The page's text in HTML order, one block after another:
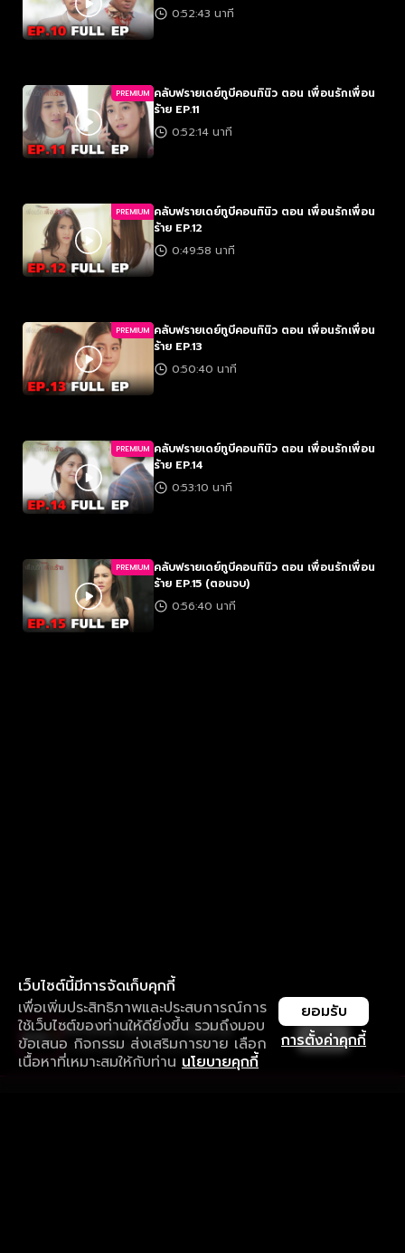
0:52:43 นาที
PREMIUM คลับฟรายเดย์ทูบีคอนทินิว ตอน เพื่อนรักเพื่อน
ร้าย EP.11
0:52:14 นาที
PREMIUM คลับฟรายเดย์ทูบีคอนทินิว ตอน เพื่อนรักเพื่อน
ร้าย EP.12
0:49:58 นาที
PREMIUM คลับฟรายเดย์ทูบีคอนทินิว ตอน เพื่อนรักเพื่อน
ร้าย EP.13
0:50:40 นาที
PREMIUM คลับฟรายเดย์ทูบีคอนทินิว ตอน เพื่อนรักเพื่อน
ร้าย EP.14
0:53:10 นาที
PREMIUM คลับฟรายเดย์ทูบีคอนทินิว ตอน เพื่อนรักเพื่อน
ร้าย EP.15 (ตอนจบ)
0:56:40 นาที
เว็บไซต์นี้มีการจัดเก็บคุกกี้
เพื่อเพิ่มประสิทธิภาพและประสบการณ์การ
ใช้เว็บไซต์ของท่านให้ดียิ่งขึ้น รวมถึงมอบ
ข้อเสนอ กิจกรรม ส่งเสริมการขาย เลือก
เนื้อหาที่เหมาะสมให้กับท่าน นโยบายคุกกี้
การตั้งค่าคุกกี้
ยอมรับ
ใช้งานแอป ลื่นไหลกว่า ไม่มีสะดุด
ดาวน์โหลดแอปเพื่อการรับชมที่ดีกว่า เปิด